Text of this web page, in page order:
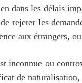
dans les délais
rejeter les
aux étrangers,
inconnue ou
de